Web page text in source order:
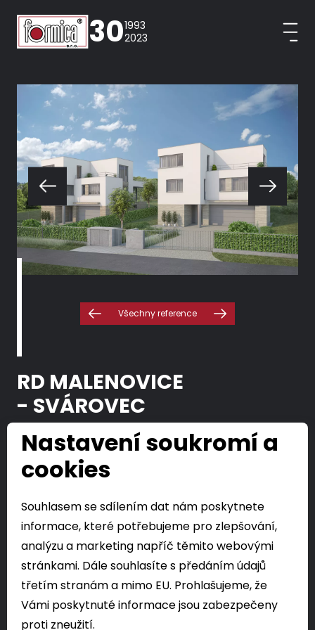
301993
2023
Všechny reference
RD MALENOVICE
- SVÁROVEC
ZLÍN – MALENOVICE, UL. SVÁROVEC (2020)
Rodinné domy se nachází v mírně svažitém terénu
na západním okraji Malenovic v části Svárovec
s dalekými výhledy směrem na Otrokovice.
Nezávazná poptávka
Nastavení soukromí a
cookies
Souhlasem se sdílením dat nám poskytnete
informace, které potřebujeme pro zlepšování,
analýzu a marketing napříč těmito webovými
stránkami. Dále souhlasíte s předáním údajů
třetím stranám a mimo EU. Prohlašujeme, že
Vámi poskytnuté informace jsou zabezpečeny
proti zneužití.